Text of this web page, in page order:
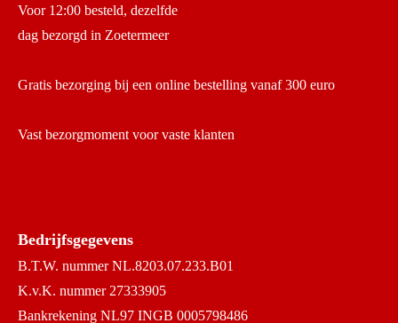
Voor 12:00 besteld, dezelfde
dag bezorgd in Zoetermeer
Gratis bezorging bij een online bestelling vanaf 300 euro
Vast bezorgmoment voor vaste klanten
Bedrijfsgegevens
B.T.W. nummer NL.8203.07.233.B01
K.v.K. nummer 27333905
Bankrekening NL97 INGB 0005798486